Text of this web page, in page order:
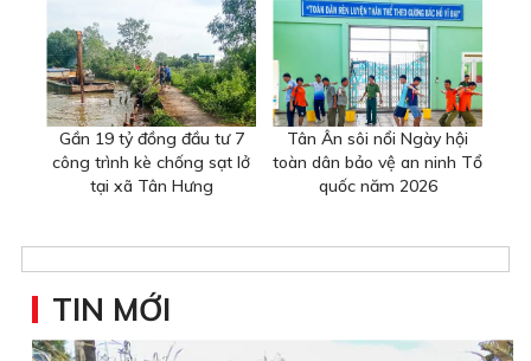
Gần 19 tỷ đồng đầu tư 7
công trình kè chống sạt lở
tại xã Tân Hưng
Tân Ân sôi nổi Ngày hội
toàn dân bảo vệ an ninh Tổ
quốc năm 2026
TIN MỚI